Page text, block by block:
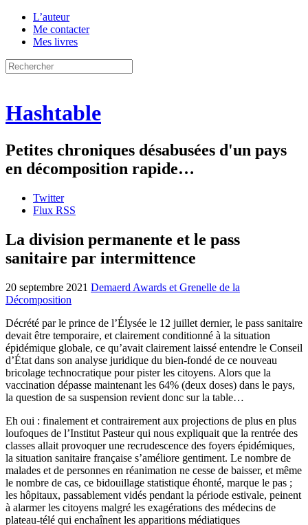
L’auteur
Me contacter
Mes livres
Hashtable
Petites chroniques désabusées d'un pays
en décomposition rapide…
Twitter
Flux RSS
La division permanente et le pass
sanitaire par intermittence
20 septembre 2021 Demaerd Awards et Grenelle de la
Décomposition
Décrété par le prince de l’Élysée le 12 juillet dernier, le pass sanitaire
devait être temporaire, et clairement conditionné à la situation
épidémique globale, ce qu’avait clairement laissé entendre le Conseil
d’État dans son analyse juridique du bien-fondé de ce nouveau
bricolage technocratique pour pister les citoyens. Alors que la
vaccination dépasse maintenant les 64% (deux doses) dans le pays,
la question de sa suspension revient donc sur la table…
Eh oui : finalement et contrairement aux projections de plus en plus
loufoques de l’Institut Pasteur qui nous expliquait que la rentrée des
classes allait provoquer une recrudescence des foyers épidémiques,
la situation sanitaire française s’améliore gentiment. Le nombre de
malades et de personnes en réanimation ne cesse de baisser, et même
le nombre de cas, ce bidouillage statistique éhonté, marque le pas ;
les hôpitaux, passablement vidés pendant la période estivale, peinent
à alarmer les citoyens malgré les exagérations des médecins de
plateau-télé qui enchaînent les apparitions médiatiques